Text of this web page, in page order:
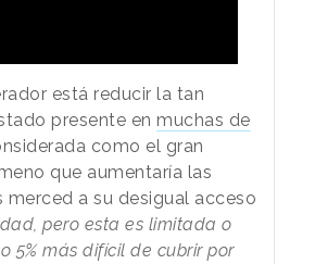
está reducir la tan
presente en muchas de
como el gran
que aumentaría las
a su desigual acceso
pero esta es limitada o
5% más difícil de cubrir por